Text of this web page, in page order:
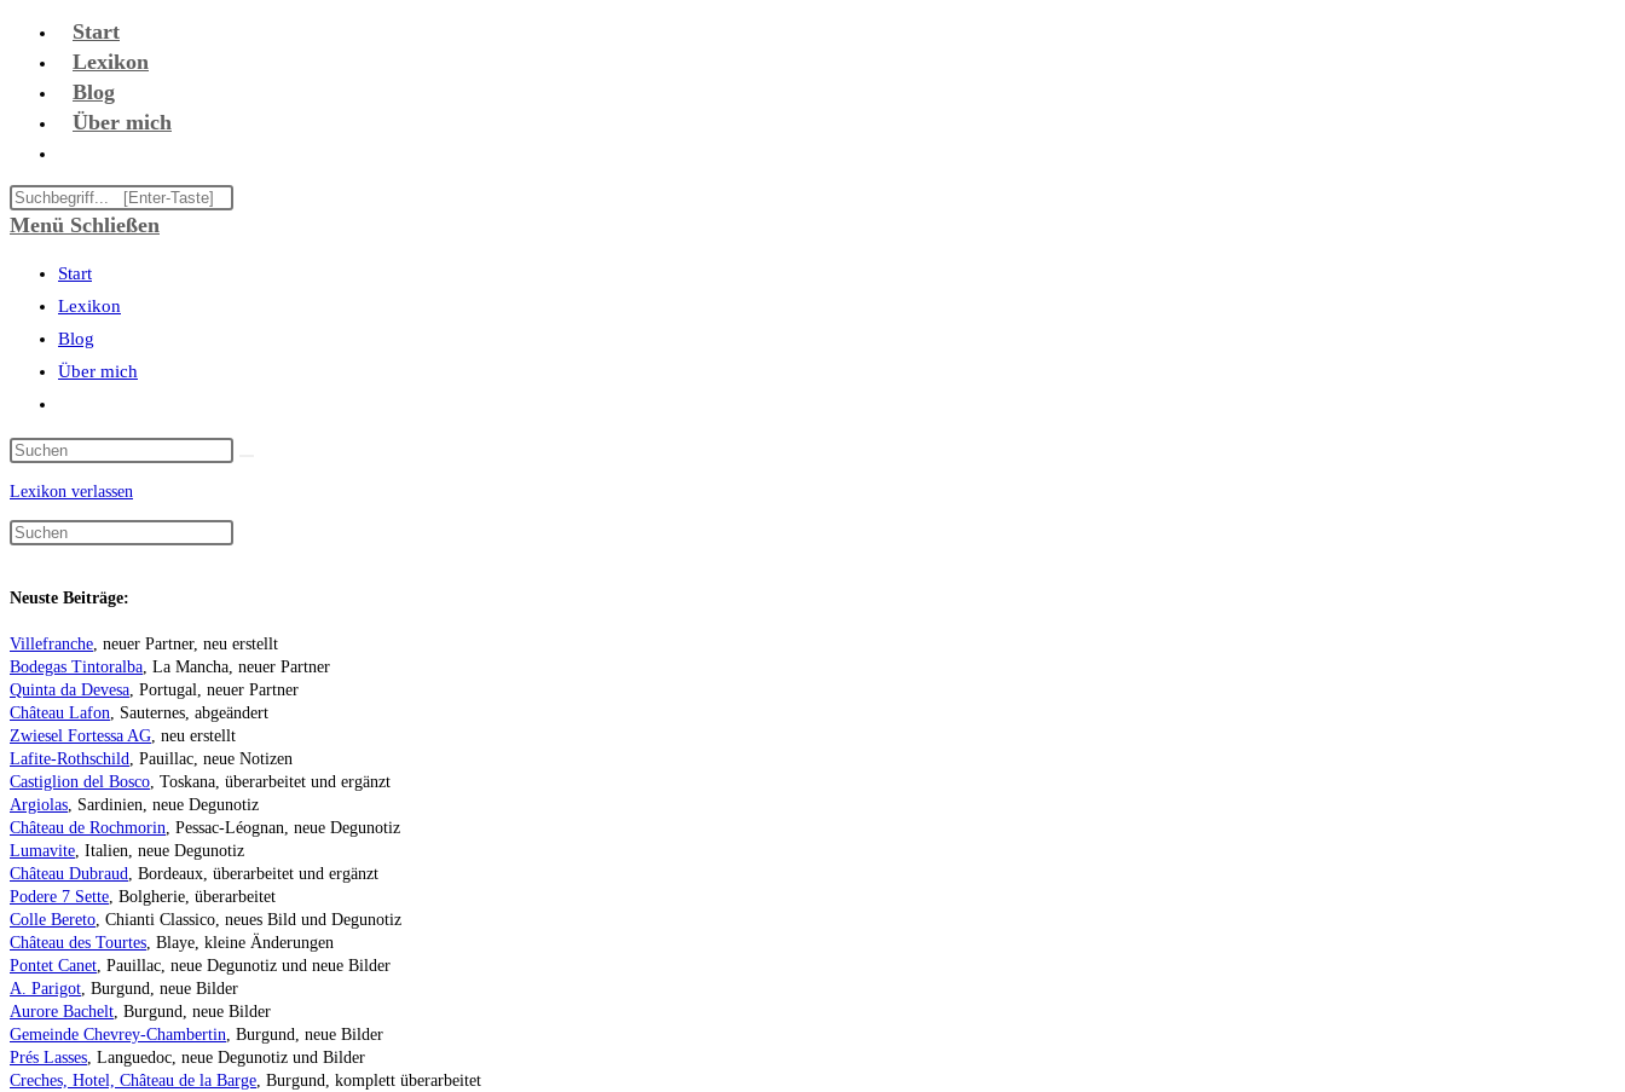
Zum
Start
Lexikon
Blog
Über mich
Suche
umschalten
Diese
Website
Menü Schließen
Start
Lexikon
Blog
Über mich
Suche
umschalten
Lexikon verlassen
Neuste Beiträge:
Villefranche, neuer Partner, neu erstellt
Bodegas Tintoralba, La Mancha, neuer Partner
Quinta da Devesa, Portugal, neuer Partner
Château Lafon, Sauternes, abgeändert
Zwiesel Fortessa AG, neu erstellt
Lafite-Rothschild, Pauillac, neue Notizen
Castiglion del Bosco, Toskana, überarbeitet und ergänzt
Argiolas, Sardinien, neue Degunotiz
Château de Rochmorin, Pessac-Léognan, neue Degunotiz
Lumavite, Italien, neue Degunotiz
Château Dubraud, Bordeaux, überarbeitet und ergänzt
Podere 7 Sette, Bolgherie, überarbeitet
Colle Bereto, Chianti Classico, neues Bild und Degunotiz
Château des Tourtes, Blaye, kleine Änderungen
Pontet Canet, Pauillac, neue Degunotiz und neue Bilder
A. Parigot, Burgund, neue Bilder
Aurore Bachelt, Burgund, neue Bilder
Gemeinde Chevrey-Chambertin, Burgund, neue Bilder
Prés Lasses, Languedoc, neue Degunotiz und Bilder
Creches, Hotel, Château de la Barge, Burgund, komplett überarbeitet